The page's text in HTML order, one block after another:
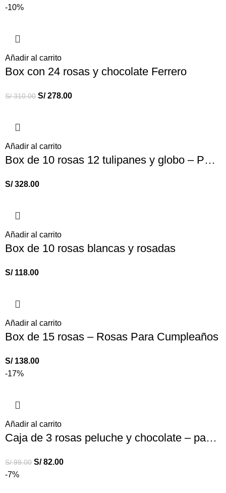
-10%
Añadir al carrito
Box con 24 rosas y chocolate Ferrero
S/310.00 S/278.00
Añadir al carrito
Box de 10 rosas 12 tulipanes y globo – Para Cumpleaños
S/328.00
Añadir al carrito
Box de 10 rosas blancas y rosadas
S/118.00
Añadir al carrito
Box de 15 rosas – Rosas Para Cumpleaños
S/138.00
-17%
Añadir al carrito
Caja de 3 rosas peluche y chocolate – pack de rosas
S/99.00 S/82.00
-7%